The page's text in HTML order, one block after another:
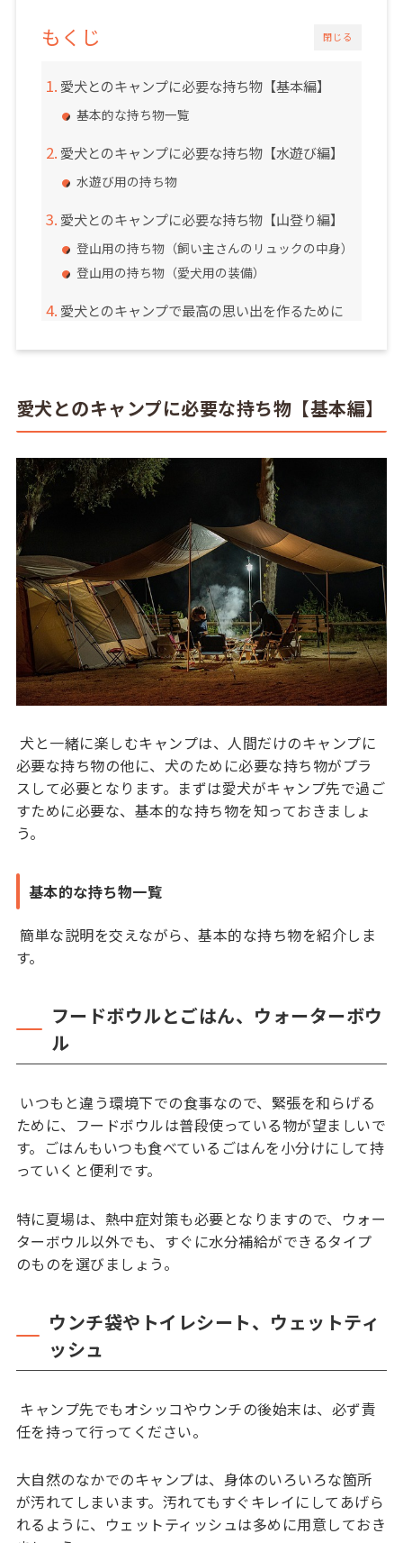
閉じる
もくじ
愛犬とのキャンプに必要な持ち物【基本編】
基本的な持ち物一覧
愛犬とのキャンプに必要な持ち物【水遊び編】
水遊び用の持ち物
愛犬とのキャンプに必要な持ち物【山登り編】
登山用の持ち物（飼い主さんのリュックの中身）
登山用の持ち物（愛犬用の装備）
愛犬とのキャンプで最高の思い出を作るために
愛犬とのキャンプに必要な持ち物【基本編】
犬と一緒に楽しむキャンプは、人間だけのキャンプに
必要な持ち物の他に、犬のために必要な持ち物がプラ
スして必要となります。まずは愛犬がキャンプ先で過ご
すために必要な、基本的な持ち物を知っておきましょ
う。
基本的な持ち物一覧
簡単な説明を交えながら、基本的な持ち物を紹介しま
す。
フードボウルとごはん、ウォーターボウ
ル
いつもと違う環境下での食事なので、緊張を和らげる
ために、フードボウルは普段使っている物が望ましいで
す。ごはんもいつも食べているごはんを小分けにして持
っていくと便利です。
特に夏場は、熱中症対策も必要となりますので、ウォー
ターボウル以外でも、すぐに水分補給ができるタイプ
のものを選びましょう。
ウンチ袋やトイレシート、ウェットティ
ッシュ
キャンプ先でもオシッコやウンチの後始末は、必ず責
任を持って行ってください。
大自然のなかでのキャンプは、身体のいろいろな箇所
が汚れてしまいます。汚れてもすぐキレイにしてあげら
れるように、ウェットティッシュは多めに用意しておき